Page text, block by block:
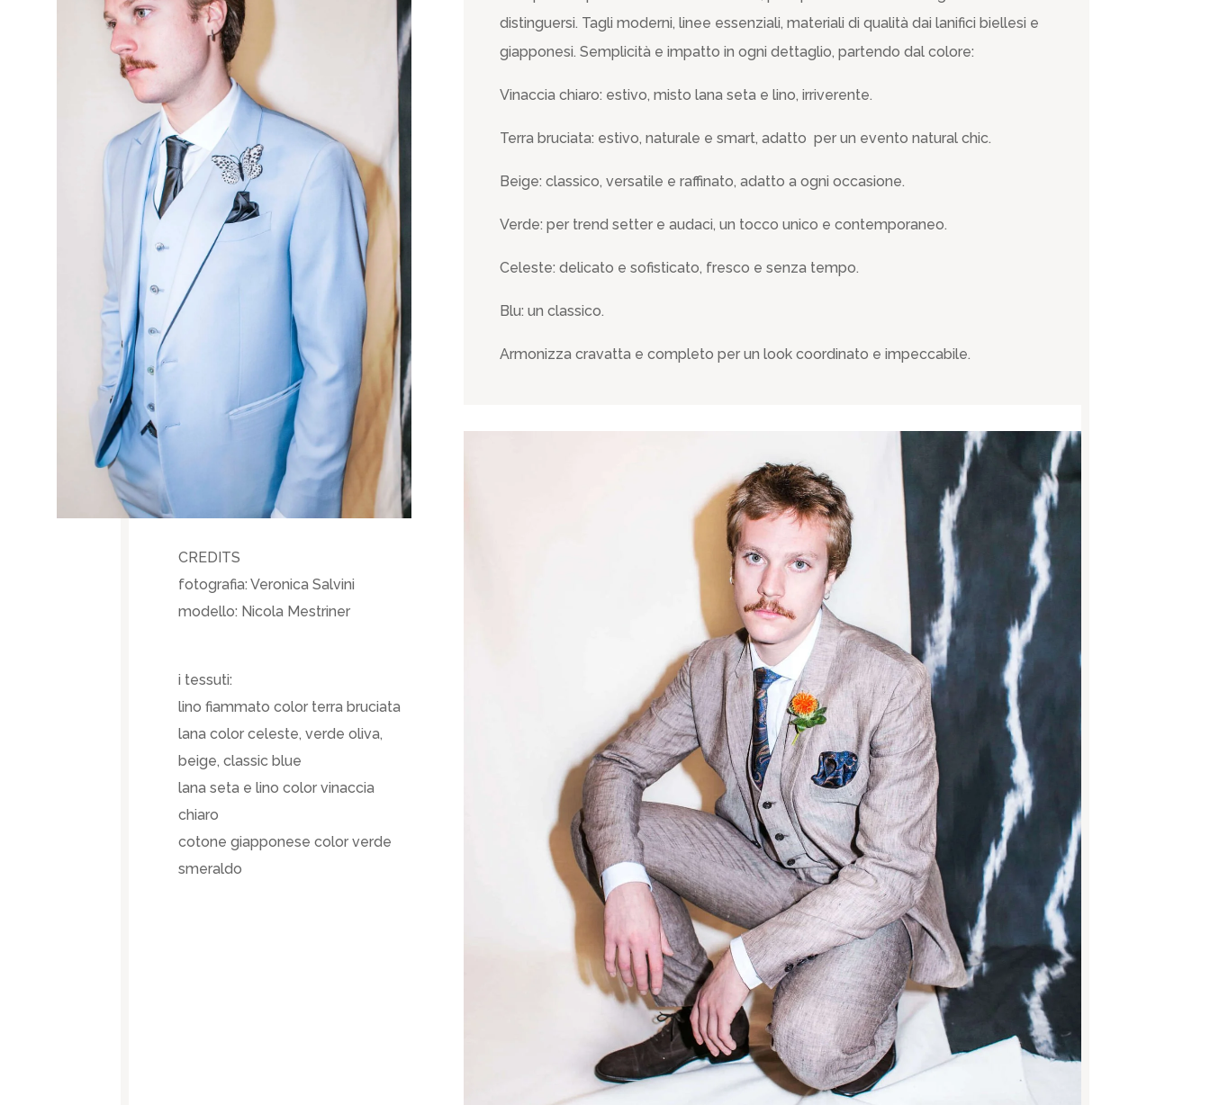
CREDITS
fotografia: Veronica Salvini
modello: Nicola Mestriner
i tessuti:
lino fiammato color terra bruciata
lana color celeste, verde oliva,
beige, classic blue
lana seta e lino color vinaccia
chiaro
cotone giapponese color verde
smeraldo
distinguersi. Tagli moderni, linee essenziali, materiali di qualità dai lanifici biellesi e
giapponesi. Semplicità e impatto in ogni dettaglio, partendo dal colore:
Vinaccia chiaro: estivo, misto lana seta e lino, irriverente.
Terra bruciata: estivo, naturale e smart, adatto per un evento natural chic.
Beige: classico, versatile e raffinato, adatto a ogni occasione.
Verde: per trend setter e audaci, un tocco unico e contemporaneo.
Celeste: delicato e sofisticato, fresco e senza tempo.
Blu: un classico.
Armonizza cravatta e completo per un look coordinato e impeccabile.